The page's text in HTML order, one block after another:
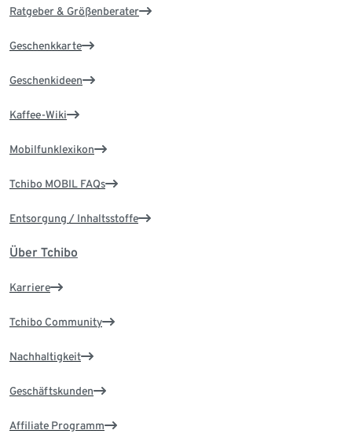
Ratgeber & Größenberater
Geschenkkarte
Geschenkideen
Kaffee-Wiki
Mobilfunklexikon
Tchibo MOBIL FAQs
Entsorgung / Inhaltsstoffe
Über Tchibo
Karriere
Tchibo Community
Nachhaltigkeit
Geschäftskunden
Affiliate Programm